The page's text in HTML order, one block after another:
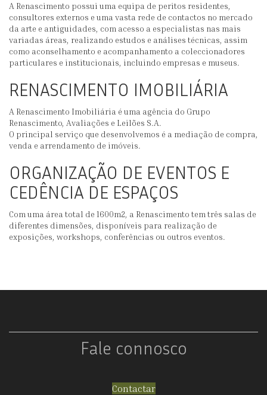
A Renascimento possui uma equipa de peritos residentes,
consultores externos e uma vasta rede de contactos no mercado
da arte e antiguidades, com acesso a especialistas nas mais
variadas áreas, realizando estudos e análises técnicas, assim
como aconselhamento e acompanhamento a coleccionadores
particulares e institucionais, incluindo empresas e museus.
RENASCIMENTO IMOBILIÁRIA
A Renascimento Imobiliária é uma agência do Grupo
Renascimento, Avaliações e Leilões S.A.
O principal serviço que desenvolvemos é a mediação de compra,
venda e arrendamento de imóveis.
ORGANIZAÇÃO DE EVENTOS E
CEDÊNCIA DE ESPAÇOS
Com uma área total de 1600m2, a Renascimento tem três salas de
diferentes dimensões, disponíveis para realização de
exposições, workshops, conferências ou outros eventos.
Fale connosco
Contactar